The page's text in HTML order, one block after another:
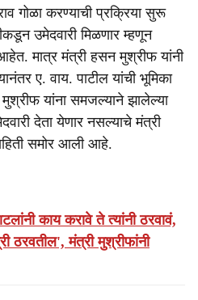
गोळा करण्याची प्रक्रिया सुरू
उमेदवारी मिळणार म्हणून
मात्र मंत्री हसन मुश्रीफ यांनी
ए. वाय. पाटील यांची भूमिका
यांना समजल्याने झालेल्या
देता येणार नसल्याचे मंत्री
समोर आली आहे.
काय करावे ते त्यांनी ठरवावं,
ठरवतील', मंत्री मुश्रीफांनी